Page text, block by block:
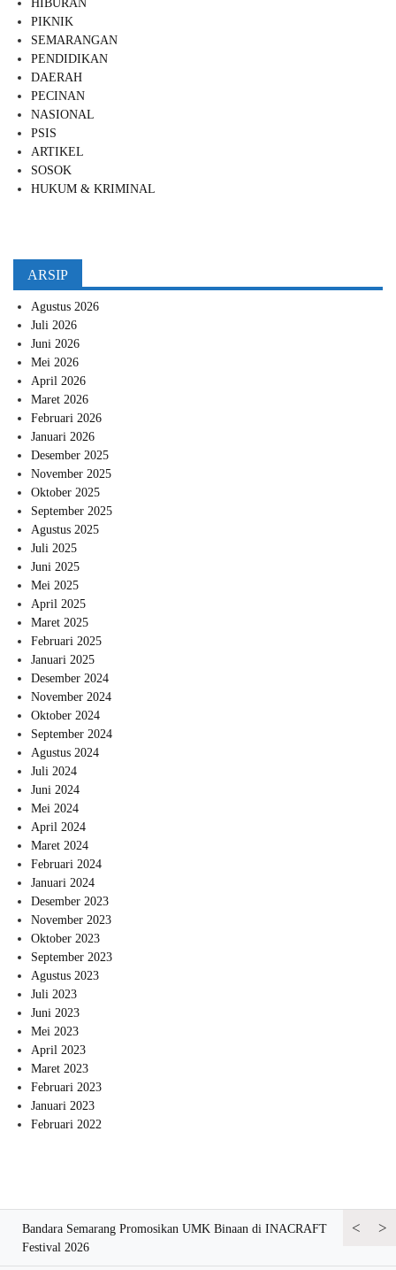
HIBURAN
PIKNIK
SEMARANGAN
PENDIDIKAN
DAERAH
PECINAN
NASIONAL
PSIS
ARTIKEL
SOSOK
HUKUM & KRIMINAL
ARSIP
Agustus 2026
Juli 2026
Juni 2026
Mei 2026
April 2026
Maret 2026
Februari 2026
Januari 2026
Desember 2025
November 2025
Oktober 2025
September 2025
Agustus 2025
Juli 2025
Juni 2025
Mei 2025
April 2025
Maret 2025
Februari 2025
Januari 2025
Desember 2024
November 2024
Oktober 2024
September 2024
Agustus 2024
Juli 2024
Juni 2024
Mei 2024
April 2024
Maret 2024
Februari 2024
Januari 2024
Desember 2023
November 2023
Oktober 2023
September 2023
Agustus 2023
Juli 2023
Juni 2023
Mei 2023
April 2023
Maret 2023
Februari 2023
Januari 2023
Februari 2022
<
Bandara Semarang Promosikan UMK Binaan di INACRAFT
Festival 2026
Bandara>